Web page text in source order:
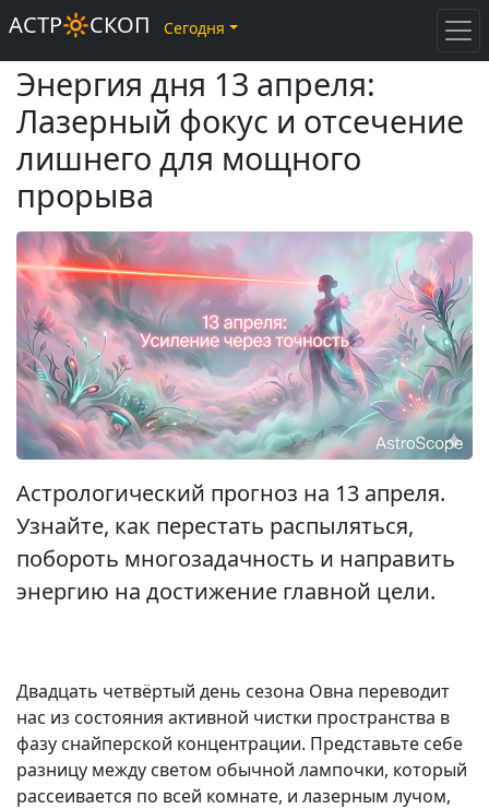
Энергия дня 13 апреля:
Лазерный фокус и отсечение
лишнего для мощного
прорыва
Астрологический прогноз на 13 апреля.
Узнайте, как перестать распыляться,
побороть многозадачность и направить
энергию на достижение главной цели.
Двадцать четвёртый день сезона Овна переводит
нас из состояния активной чистки пространства в
фазу снайперской концентрации. Представьте себе
разницу между светом обычной лампочки, который
рассеивается по всей комнате, и лазерным лучом,
АСТР🔆СКОП Сегодня